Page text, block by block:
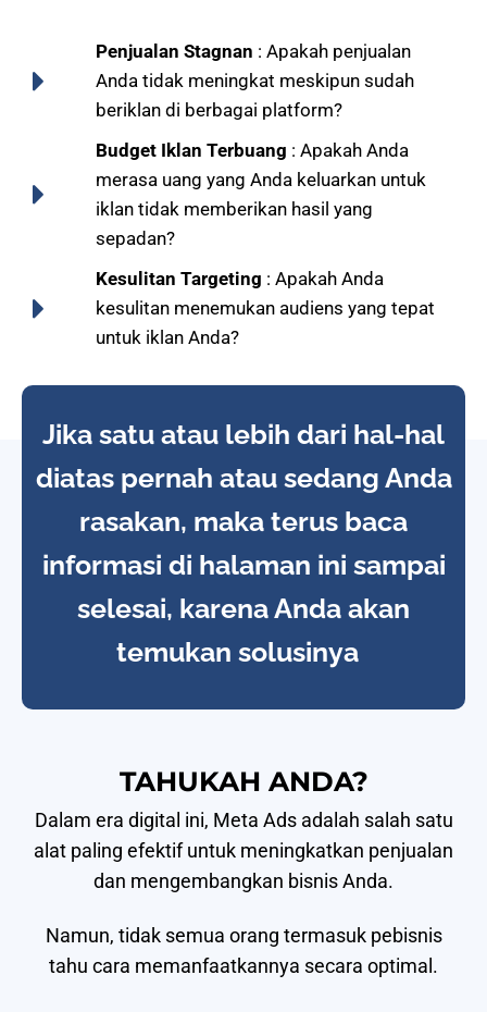
Penjualan Stagnan : Apakah penjualan
Anda tidak meningkat meskipun sudah
beriklan di berbagai platform?
Budget Iklan Terbuang : Apakah Anda
merasa uang yang Anda keluarkan untuk
iklan tidak memberikan hasil yang
sepadan?
Kesulitan Targeting : Apakah Anda
kesulitan menemukan audiens yang tepat
untuk iklan Anda?
Jika satu atau lebih dari hal-hal
diatas pernah atau sedang Anda
rasakan, maka terus baca
informasi di halaman ini sampai
selesai, karena Anda akan
temukan solusinya
TAHUKAH ANDA?
Dalam era digital ini, Meta Ads adalah salah satu
alat paling efektif untuk meningkatkan penjualan
dan mengembangkan bisnis Anda.
Namun, tidak semua orang termasuk pebisnis
tahu cara memanfaatkannya secara optimal.